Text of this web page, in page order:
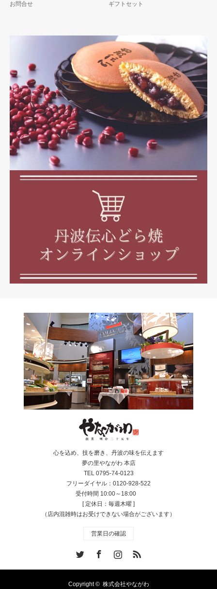
お問合せ ギフトセット
心を込め、技を磨き、丹波の味を伝えます
夢の里やながわ 本店
TEL 0795-74-0123
フリーダイヤル：0120-928-522
受付時間 10:00～18:00
[ 定休日：毎週木曜 ]
（店内混雑時はお受けできない場合がございます）
営業日の確認
Copyright © 株式会社やながわ